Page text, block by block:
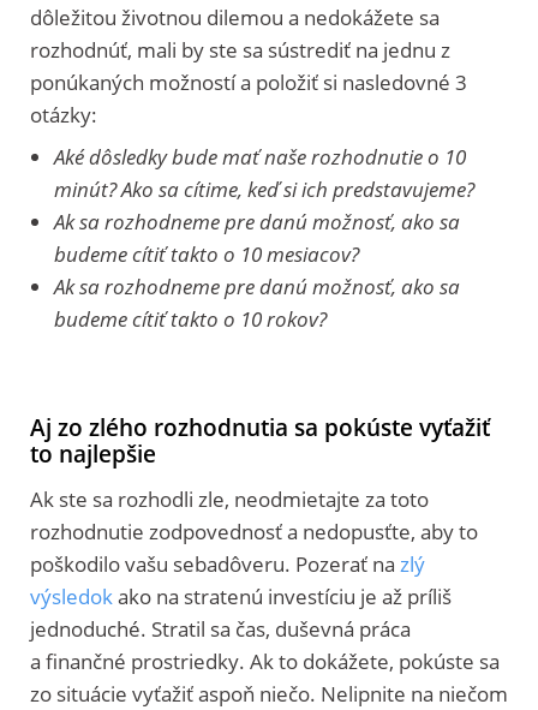
dôležitou životnou dilemou a nedokážete sa
rozhodnúť, mali by ste sa sústrediť na jednu z
ponúkaných možností a položiť si nasledovné 3
otázky:
Aké dôsledky bude mať naše rozhodnutie o 10
minút? Ako sa cítime, keď si ich predstavujeme?
Ak sa rozhodneme pre danú možnosť, ako sa
budeme cítiť takto o 10 mesiacov?
Ak sa rozhodneme pre danú možnosť, ako sa
budeme cítiť takto o 10 rokov?
Aj zo zlého rozhodnutia sa pokúste vyťažiť
to najlepšie
Ak ste sa rozhodli zle, neodmietajte za toto
rozhodnutie zodpovednosť a nedopusťte, aby to
poškodilo vašu sebadôveru. Pozerať na zlý
výsledokako na stratenú investíciu je až príliš
jednoduché. Stratil sa čas, duševná práca
a finančné prostriedky. Ak to dokážete, pokúste sa
zo situácie vyťažiť aspoň niečo. Nelipnite na niečom